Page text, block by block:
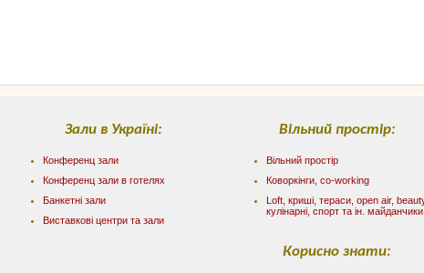
Зали в Україні:
Конференц зали
Конференц зали в готелях
Банкетні зали
Виставкові центри та зали
Вільний простір:
Вільний простір
Коворкінги, co-working
Loft, криші, тераси, оpen air,
кулінарні, спорт та ін. майданчики
Корисно знати: